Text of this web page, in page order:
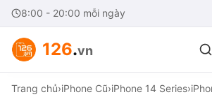
8:00 - 20:00 mỗi ngày
126.vn
Trang chủ›iPhone Cũ›iPhone 14 Series›